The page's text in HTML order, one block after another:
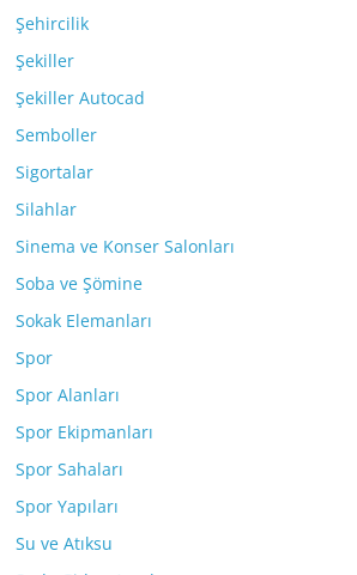
Şehircilik
Şekiller
Şekiller Autocad
Semboller
Sigortalar
Silahlar
Sinema ve Konser Salonları
Soba ve Şömine
Sokak Elemanları
Spor
Spor Alanları
Spor Ekipmanları
Spor Sahaları
Spor Yapıları
Su ve Atıksu